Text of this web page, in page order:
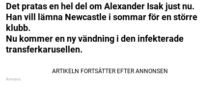
Det pratas en hel del om Alexander Isak just nu.
Han vill lämna Newcastle i sommar för en större
klubb.
Nu kommer en ny vändning i den infekterade
transferkarusellen.